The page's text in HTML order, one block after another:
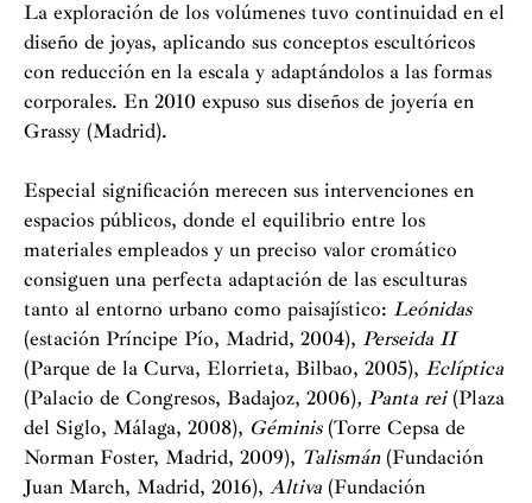
La exploración de los volúmenes tuvo continuidad en el
diseño de joyas, aplicando sus conceptos escultóricos
con reducción en la escala y adaptándolos a las formas
corporales. En 2010 expuso sus diseños de joyería en
Grassy (Madrid).
Especial significación merecen sus intervenciones en
espacios públicos, donde el equilibrio entre los
materiales empleados y un preciso valor cromático
consiguen una perfecta adaptación de las esculturas
tanto al entorno urbano como paisajístico: Leónidas
(estación Príncipe Pío, Madrid, 2004), Perseida II
(Parque de la Curva, Elorrieta, Bilbao, 2005), Eclíptica
(Palacio de Congresos, Badajoz, 2006), Panta rei(Plaza
del Siglo, Málaga, 2008), Géminis (Torre Cepsa de
Norman Foster, Madrid, 2009), Talismán(Fundación
Juan March, Madrid, 2016), Altiva (Fundación